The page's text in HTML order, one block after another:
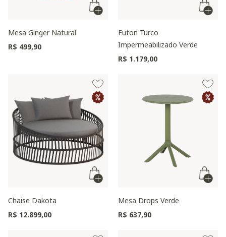
Mesa Ginger Natural
R$ 499,90
Futon Turco
Impermeabilizado Verde
R$ 1.179,00
Chaise Dakota
R$ 12.899,00
Mesa Drops Verde
R$ 637,90